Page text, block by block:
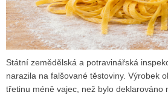
Státní zemědělská a potravinářská
narazila na falšované těstoviny. Výrobek
třetinu méně vajec, než bylo deklarováno